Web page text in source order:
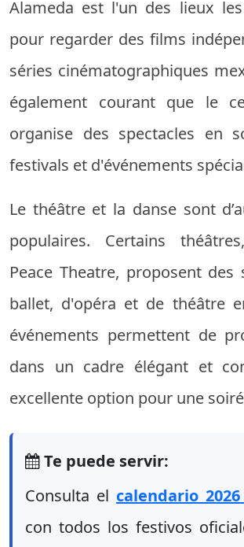
Alameda est l'un des lieux
pour regarder des films
séries cinématographiques
également courant que le
organise des spectacles en
festivals et d'événements
Le théâtre et la danse sont
populaires. Certains
Peace Theatre, proposent des
ballet, d'opéra et de théâtre
événements permettent de
dans un cadre élégant et
excellente option pour une
Te puede servir:
Consulta el calendario
con todos los festivos